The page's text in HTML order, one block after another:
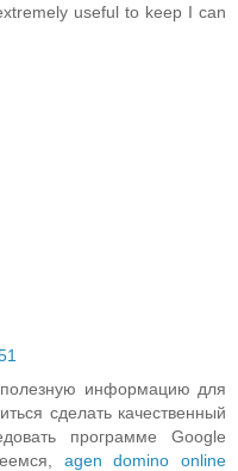
useful to keep I can
информацию для
сделать качественный
программе Google
agen domino online